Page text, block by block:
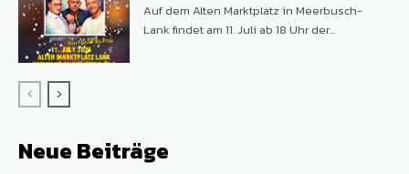
Auf dem Alten Marktplatz in Meerbusch-
Lank findet am 11. Juli ab 18 Uhr der...
Neue Beiträge